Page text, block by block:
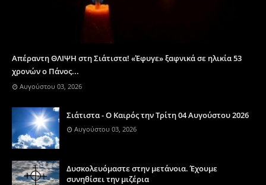
Απέραντη ΘΛΙΨΗ στη Σιάτιστα! «Έφυγε» ξαφνικά σε ηλικία 53
χρονών ο Πάνος...
Αυγούστου 03, 2026
Σιάτιστα - Ο Καιρός την Τρίτη 04 Αυγούστου 2026
Αυγούστου 03, 2026
Δυσκολευόμαστε στην μετάνοια. Έχουμε
συνηθίσει την μιζέρια